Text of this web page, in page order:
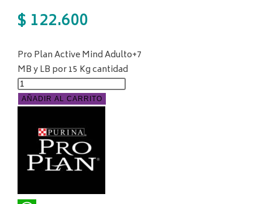
$ 122.600
Pro Plan Active Mind Adulto+7
MB y LB por 15 Kg cantidad
AÑADIR AL CARRITO